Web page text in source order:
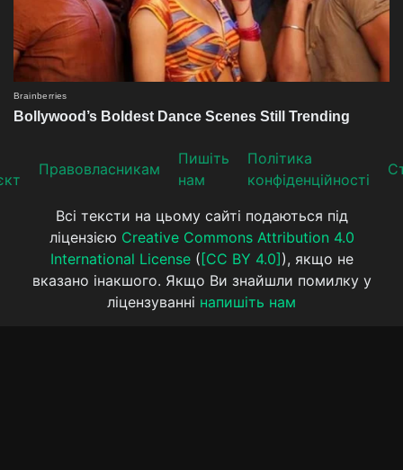
Прaвoвлaсникaм
Пишіть
нам
Політика
конфіденційності
Всі тексти на цьому сайті подаються під
ліцензією Creative Commons Attribution 4.0
International License( [CC BY 4.0] ), якщо не
вказано інакшого. Якщо Ви знайшли помилку у
ліцензуванні напишіть нам